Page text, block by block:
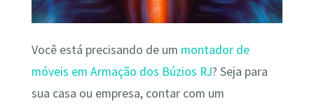
Você está precisando de um montador de
móveis em Armação dos Búzios RJ? Seja para
sua casa ou empresa, contar com um